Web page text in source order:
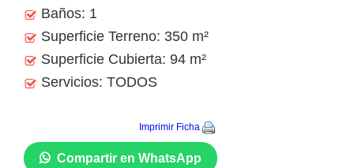
Baños: 1
Superficie Terreno: 350 m²
Superficie Cubierta: 94 m²
Servicios: TODOS
Imprimir Ficha
Compartir en WhatsApp